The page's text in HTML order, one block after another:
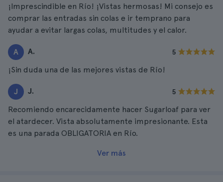
¡Imprescindible en Río! ¡Vistas hermosas! Mi consejo es
comprar las entradas sin colas e ir temprano para
ayudar a evitar largas colas, multitudes y el calor.
A A. 5
¡Sin duda una de las mejores vistas de Río!
J J. 5
Recomiendo encarecidamente hacer Sugarloaf para ver
el atardecer. Vista absolutamente impresionante. Esta
es una parada OBLIGATORIA en Río.
Ver más